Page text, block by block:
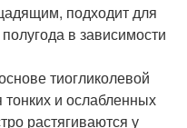
подходит для
в зависимости
тиогликолевой
и ослабленных
растягиваются у